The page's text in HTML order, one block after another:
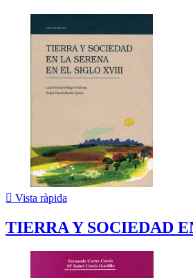
 Vista ràpida
TIERRA Y SOCIEDAD